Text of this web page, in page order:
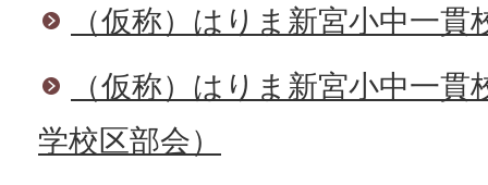
（仮称）はりま新宮小中一
（仮称）はりま新宮小中一
学校区部会）